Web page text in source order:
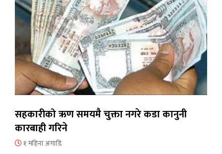
सहकारीको ऋण समयमै चुक्ता नगरे कडा कानुनी
कारबाही गरिने
१ महिना अगाडि